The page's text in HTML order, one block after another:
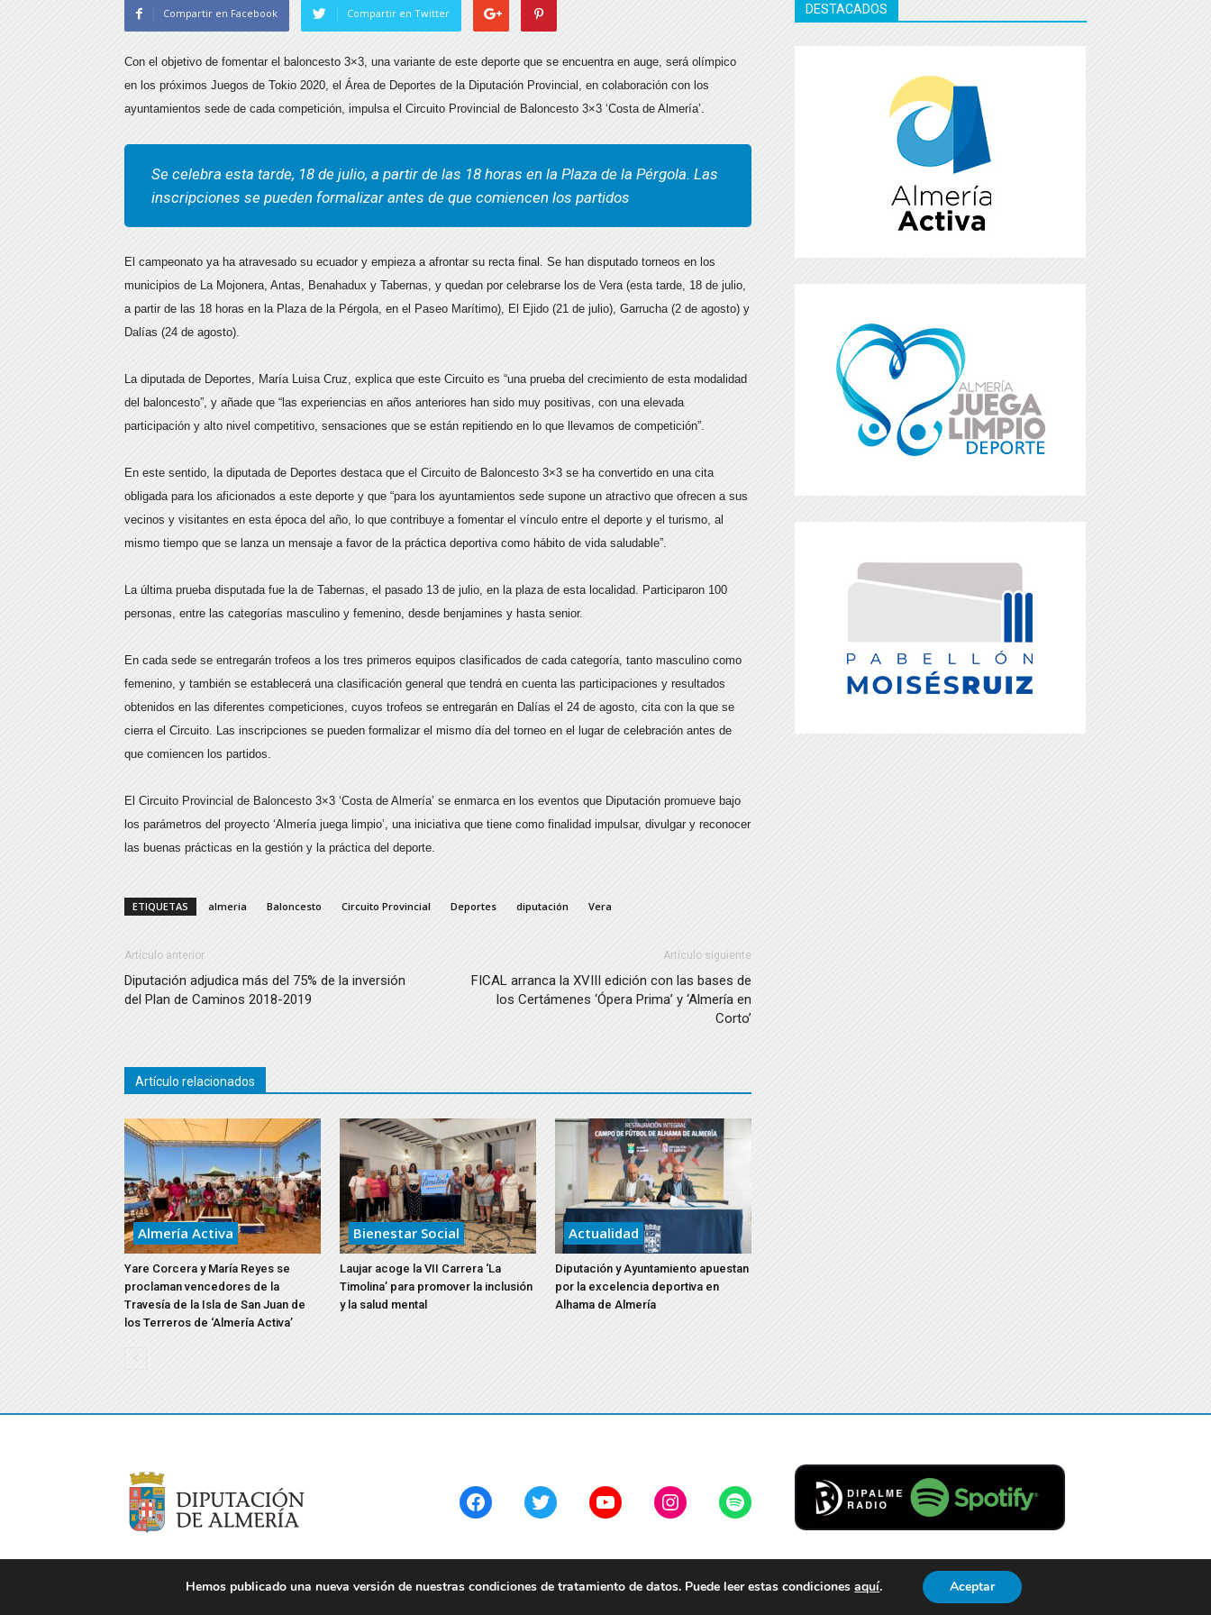
Compartir en Facebook Compartir en Twitter
Con el objetivo de fomentar el baloncesto 3×3, una variante de este deporte que se encuentra en auge, será olímpico
en los próximos Juegos de Tokio 2020, el Área de Deportes de la Diputación Provincial, en colaboración con los
ayuntamientos sede de cada competición, impulsa el Circuito Provincial de Baloncesto 3×3 ‘Costa de Almería’.
Se celebra esta tarde, 18 de julio, a partir de las 18 horas en la Plaza de la Pérgola. Las
inscripciones se pueden formalizar antes de que comiencen los partidos
El campeonato ya ha atravesado su ecuador y empieza a afrontar su recta final. Se han disputado torneos en los
municipios de La Mojonera, Antas, Benahadux y Tabernas, y quedan por celebrarse los de Vera (esta tarde, 18 de julio,
a partir de las 18 horas en la Plaza de la Pérgola, en el Paseo Marítimo), El Ejido (21 de julio), Garrucha (2 de agosto) y
Dalías (24 de agosto).
La diputada de Deportes, María Luisa Cruz, explica que este Circuito es “una prueba del crecimiento de esta modalidad
del baloncesto”, y añade que “las experiencias en años anteriores han sido muy positivas, con una elevada
participación y alto nivel competitivo, sensaciones que se están repitiendo en lo que llevamos de competición”.
En este sentido, la diputada de Deportes destaca que el Circuito de Baloncesto 3×3 se ha convertido en una cita
obligada para los aficionados a este deporte y que “para los ayuntamientos sede supone un atractivo que ofrecen a sus
vecinos y visitantes en esta época del año, lo que contribuye a fomentar el vínculo entre el deporte y el turismo, al
mismo tiempo que se lanza un mensaje a favor de la práctica deportiva como hábito de vida saludable”.
La última prueba disputada fue la de Tabernas, el pasado 13 de julio, en la plaza de esta localidad. Participaron 100
personas, entre las categorías masculino y femenino, desde benjamines y hasta senior.
En cada sede se entregarán trofeos a los tres primeros equipos clasificados de cada categoría, tanto masculino como
femenino, y también se establecerá una clasificación general que tendrá en cuenta las participaciones y resultados
obtenidos en las diferentes competiciones, cuyos trofeos se entregarán en Dalías el 24 de agosto, cita con la que se
cierra el Circuito. Las inscripciones se pueden formalizar el mismo día del torneo en el lugar de celebración antes de
que comiencen los partidos.
El Circuito Provincial de Baloncesto 3×3 ‘Costa de Almería’ se enmarca en los eventos que Diputación promueve bajo
los parámetros del proyecto ‘Almería juega limpio’, una iniciativa que tiene como finalidad impulsar, divulgar y reconocer
las buenas prácticas en la gestión y la práctica del deporte.
ETIQUETAS almeria Baloncesto Circuito Provincial Deportes diputación Vera
Artículo anterior
Diputación adjudica más del 75% de la inversión
del Plan de Caminos 2018-2019
Artículo siguiente
FICAL arranca la XVIII edición con las bases de
los Certámenes ‘Ópera Prima’ y ‘Almería en
Corto’
Artículo relacionados
Almería Activa
Yare Corcera y María Reyes se
proclaman vencedores de la
Travesía de la Isla de San Juan de
los Terreros de ‘Almería Activa’
Bienestar Social
Laujar acoge la VII Carrera ‘La
Timolina’ para promover la inclusión
y la salud mental
Actualidad
Diputación y Ayuntamiento apuestan
por la excelencia deportiva en
Alhama de Almería
DESTACADOS
FacebookTwitterYouTubeInstagramSpotify
Contacto Aviso Legal Privacidad
© 2021 Diputación de Almería. Todos los derechos reservados.
Hemos publicado una nueva versión de nuestras condiciones de tratamiento de datos. Puede leer estas condicionesaquí. Aceptar